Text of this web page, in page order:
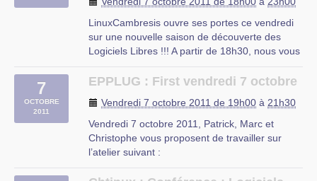
La conférence (…)
la Maison Arc-en-Ciel
rue du Marché au Charbon 42
Bruxelles
LinuxCambresis ouvre ses portes ce vendredi
sur une nouvelle saison de découverte des
Logiciels Libres !!! A partir de 18h30, nous vous
Lors de ce premier forum, nous nous
nous allons essayer d’établir la carte (…)
CIP Proville
7
OCTOBRE
2011
EPPLUG : First vendredi 7 octobre
Vendredi 7 octobre 2011 de 19h00 à 21h30
Vendredi 7 octobre 2011, Patrick, Marc et
Christophe vous proposent de travailler sur
l’atelier suivant :